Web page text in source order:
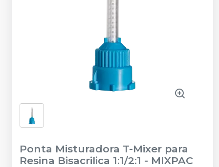
Ponta Misturadora T-Mixer para
Resina Bisacrilica 1:1/2:1 - MIXPAC